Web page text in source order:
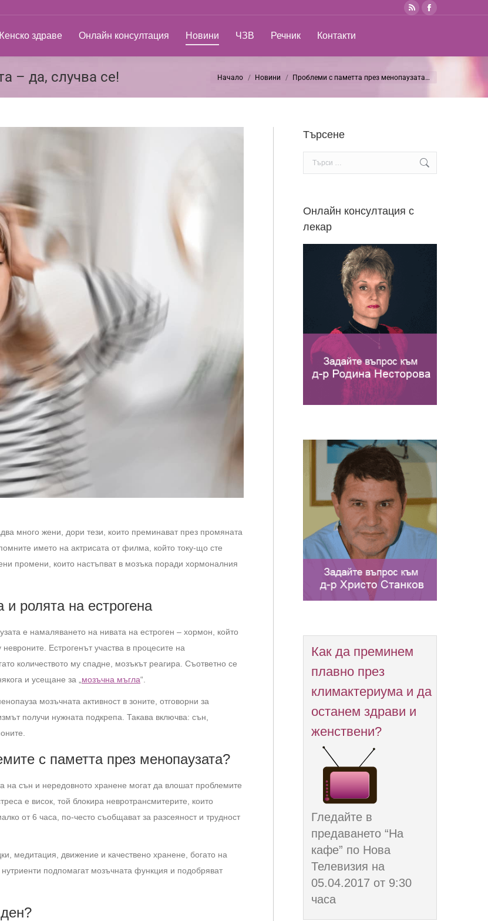
Rss
new
Facebook
здраве Онлайн консултация Новини ЧЗВ Речник Контакти
– да, случва се! You are here:
Начало Новини Проблеми с паметта през менопаузата…
много жени, дори тези, които преминават през промяната
името на актрисата от филма, който току-що сте
промени, които настъпват в мозъка поради хормоналния
ролята на естрогена
е намаляването на нивата на естроген – хормон, който
Естрогенът участва в процесите на
количеството му спадне, мозъкът реагира. Съответно се
и усещане за „ мозъчна мъгла“.
мозъчната активност в зоните, отговорни за
получи нужната подкрепа. Такава включва: сън,
с паметта през менопаузата?
на сън и нередовното хранене могат да влошат проблемите
е висок, той блокира невротрансмитерите, които
от 6 часа, по-често съобщават за разсеяност и трудност
медитация, движение и качествено хранене, богато на
подпомагат мозъчната функция и подобряват
Търсене
Search:
Онлайн консултация с
лекар
Как да преминем
плавно през
климактериума и да
останем здрави и
женствени?
Гледайте в
предаването “На
кафе” по Нова
Телевизия на
05.04.2017 от 9:30
часа
здраве Онлайн консултация Новини ЧЗВ Речник Контакти